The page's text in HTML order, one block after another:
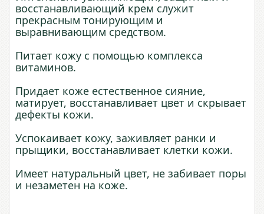
восстанавливающий крем служит
прекрасным тонирующим и
выравнивающим средством.
Питает кожу с помощью комплекса
витаминов.
Придает коже естественное сияние,
матирует, восстанавливает цвет и скрывает
дефекты кожи.
Успокаивает кожу, заживляет ранки и
прыщики, восстанавливает клетки кожи.
Имеет натуральный цвет, не забивает поры
и незаметен на коже.